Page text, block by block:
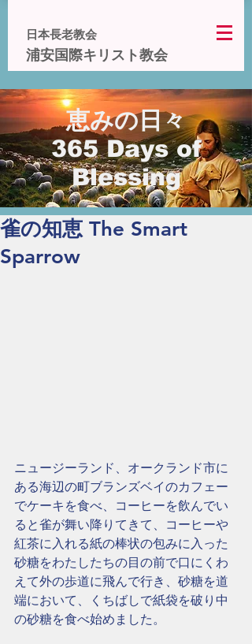
日本長老教会
浦安国際キリスト教会
恵みの日々
365 Days of
Blessing
雀の知恵 The Smart
Sparrow
ニュージーランド、オークランド市に
ある海辺の町ブランズベイのカフェー
でケーキを食べ、コーヒーを飲んでい
ると雀が舞い降りてきて、コーヒーや
紅茶に入れる紙の棒状の包みに入った
砂糖をわたしたちの目の前で口にくわ
えて外の歩道に飛んで行き、砂糖を道
端において、くちばしで紙袋を破り中
の砂糖を食べ始めました。